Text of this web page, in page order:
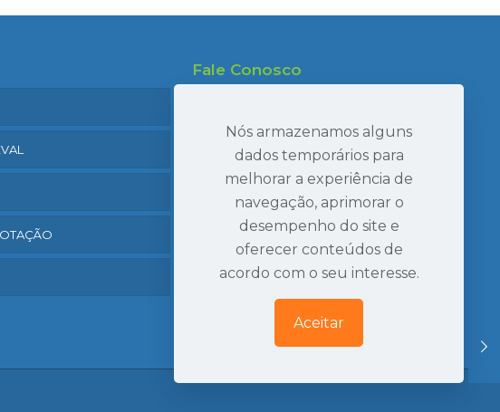
Fale Conosco
47 3407-2269
seval@sevaltransportes.com.br
Rod. dos Móveis, 2060, Sala 05
Mato Preto, São Bento do Sul | SC
Ver Localização
Nós armazenamos alguns
dados temporários para
melhorar a experiência de
navegação, aprimorar o
desempenho do site e
oferecer conteúdos de
acordo com o seu interesse.
Aceitar